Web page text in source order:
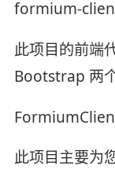
formium-
此项目的前端
Bootstrap 两
此项目主要为